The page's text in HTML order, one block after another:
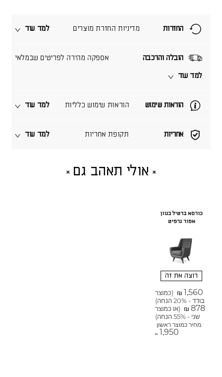
אחריות תקופת אחריות למד עוד
הוראות שימוש הוראות שימוש כלליות למד עוד
הובלה והרכבה אספקה מהירה לפריטים שבמלאי
למד עוד
החזרות מדיניות החזרת מוצרים למד עוד
אולי תאהב גם
כורסא ברטיל בגוון
אפור גרפיט
רוצה את זה
₪ 1,560
(כמוצר
בודד - 20% הנחה)
₪ 878
(או כמוצר
שני - 55% הנחה)
מחיר כמוצר ראשון
₪ 1,950